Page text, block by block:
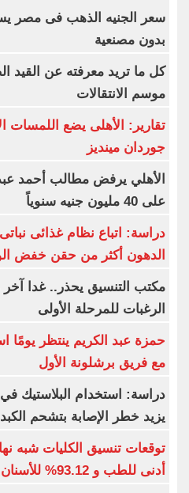
بدون مصنعية
كل ما تريد معرفته عن القيد
موسم الانتقالات
تقارير: الأهلى يضع اللمسات
جوردان مينديز
الأهلي يرفض مطالب أحمد
على 40 مليون جنيه سنوياً
دراسة: اتباع نظام غذائى
الدهون أكثر من حقن خفض
مكتب التنسيق يحذر.. غدا
الرغبات للمرحلة الأولى
حمزة عبد الكريم ينتظر يومًا
مع فريق برشلونة الأول
دراسة: استخدام البلاستيك
يزيد خطر الإصابة بتشحم الكبد
أدنى للطب و 93.12% للأسنان